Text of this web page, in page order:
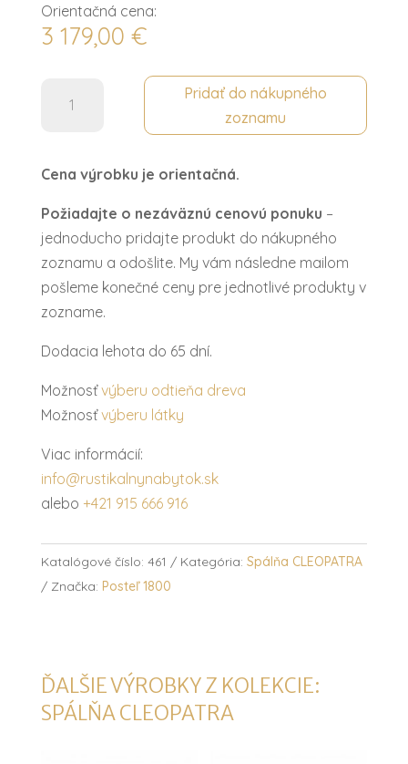
Orientačná cena:
3 179,00 €
Posteľ
Pridať do nákupného
zoznamu
Cena výrobku je orientačná.
Požiadajte o nezáväznú cenovú ponuku –
jednoducho pridajte produkt do nákupného
zoznamu a odošlite. My vám následne mailom
pošleme konečné ceny pre jednotlivé produkty v
zozname.
Dodacia lehota do 65 dní.
Možnosťvýberu odtieňa dreva
Možnosťvýberu látky
Viac informácií:
info@rustikalnynabytok.sk
alebo +421 915 666 916
Katalógové číslo: 461 Kategória: Spálňa CLEOPATRA
Značka: Posteľ 1800
ĎALŠIE VÝROBKY Z KOLEKCIE:
SPÁLŇA CLEOPATRA